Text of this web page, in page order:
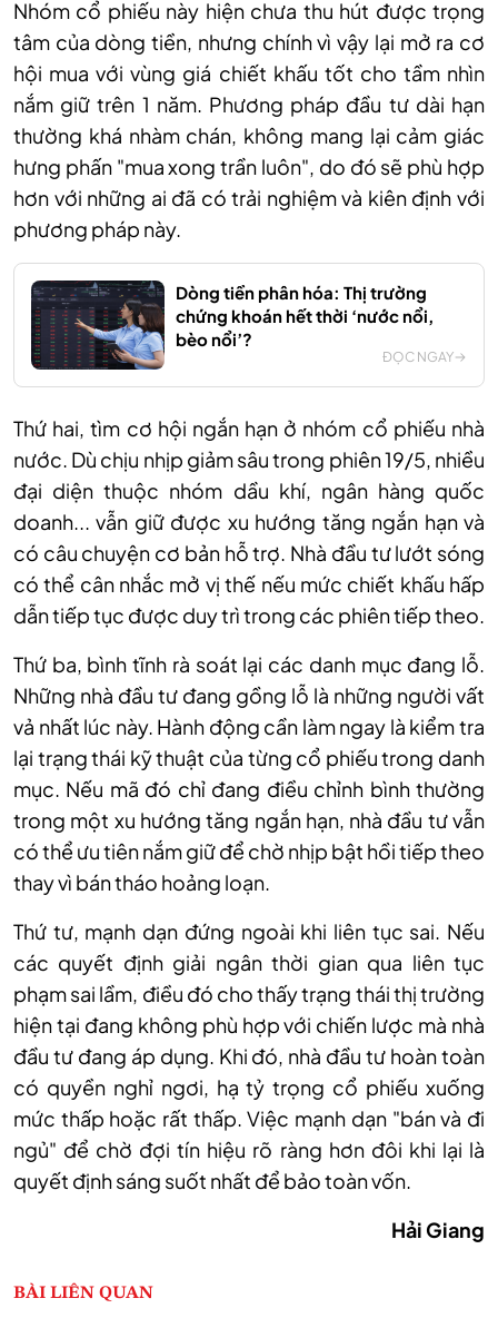
Nhóm cổ phiếu này hiện chưa thu hút được trọng
tâm của dòng tiền, nhưng chính vì vậy lại mở ra cơ
hội mua với vùng giá chiết khấu tốt cho tầm nhìn
nắm giữ trên 1 năm. Phương pháp đầu tư dài hạn
thường khá nhàm chán, không mang lại cảm giác
hưng phấn "mua xong trần luôn", do đó sẽ phù hợp
hơn với những ai đã có trải nghiệm và kiên định với
phương pháp này.
Dòng tiền phân hóa: Thị trường
chứng khoán hết thời ‘nước nổi,
bèo nổi’?
ĐỌC NGAY
Thứ hai, tìm cơ hội ngắn hạn ở nhóm cổ phiếu nhà
nước. Dù chịu nhịp giảm sâu trong phiên 19/5, nhiều
đại diện thuộc nhóm dầu khí, ngân hàng quốc
doanh... vẫn giữ được xu hướng tăng ngắn hạn và
có câu chuyện cơ bản hỗ trợ. Nhà đầu tư lướt sóng
có thể cân nhắc mở vị thế nếu mức chiết khấu hấp
dẫn tiếp tục được duy trì trong các phiên tiếp theo.
Thứ ba, bình tĩnh rà soát lại các danh mục đang lỗ.
Những nhà đầu tư đang gồng lỗ là những người vất
vả nhất lúc này. Hành động cần làm ngay là kiểm tra
lại trạng thái kỹ thuật của từng cổ phiếu trong danh
mục. Nếu mã đó chỉ đang điều chỉnh bình thường
trong một xu hướng tăng ngắn hạn, nhà đầu tư vẫn
có thể ưu tiên nắm giữ để chờ nhịp bật hồi tiếp theo
thay vì bán tháo hoảng loạn.
Thứ tư, mạnh dạn đứng ngoài khi liên tục sai. Nếu
các quyết định giải ngân thời gian qua liên tục
phạm sai lầm, điều đó cho thấy trạng thái thị trường
hiện tại đang không phù hợp với chiến lược mà nhà
đầu tư đang áp dụng. Khi đó, nhà đầu tư hoàn toàn
có quyền nghỉ ngơi, hạ tỷ trọng cổ phiếu xuống
mức thấp hoặc rất thấp. Việc mạnh dạn "bán và đi
ngủ" để chờ đợi tín hiệu rõ ràng hơn đôi khi lại là
quyết định sáng suốt nhất để bảo toàn vốn.
Hải Giang
BÀI LIÊN QUAN